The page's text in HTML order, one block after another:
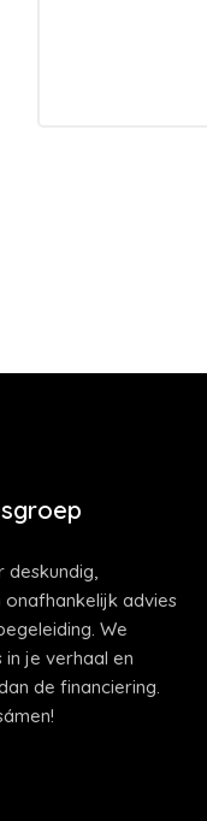
deskundig,
advies
We
je verhaal en
de financiering.